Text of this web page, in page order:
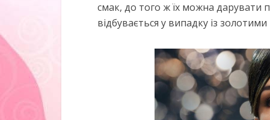
смак, до того ж їх можна дарувати
відбувається у випадку із